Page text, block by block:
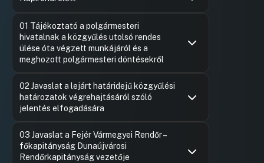
01 Tájékoztató a polgármesteri
hivatalnak a közgyűlés utolsó rendes
ülése óta végzett munkájáról és a
meghozott polgármesteri döntésekről
02 Javaslat a lejárt határidejű közgyűlési
határozatok végrehajtásáról szóló
jelentés elfogadására
03 Javaslat a Fejér Vármegyei Rendőr –
főkapitányság Dunaújvárosi
Rendőrkapitányság vezetője